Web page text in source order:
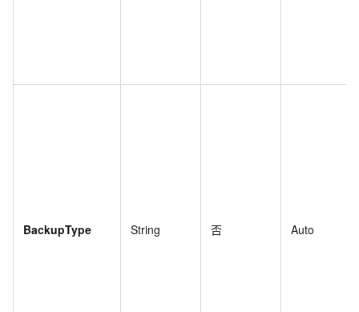
BackupType String 否 Auto